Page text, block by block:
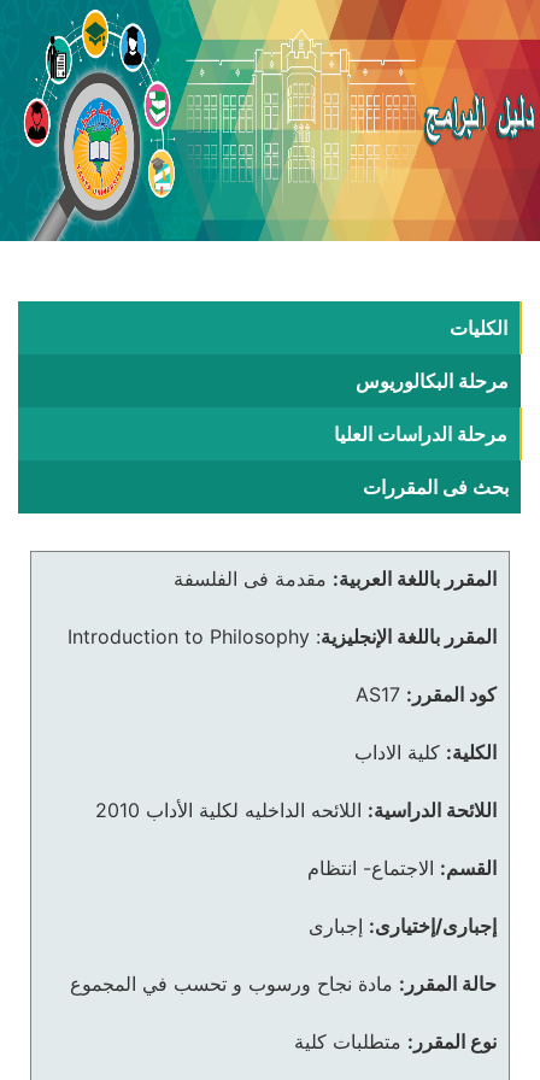
الكليات
مرحلة البكالوريوس
مرحلة الدراسات العليا
بحث فى المقررات
المقرر باللغة العربية: مقدمة فى الفلسفة
المقرر باللغة الإنجليزية:
Introduction to Philosophy
كود المقرر: AS17
الكلية: كلية الاداب
اللائحة الدراسية: اللائحه الداخليه لكلية الأداب 2010
القسم: الاجتماع- انتظام
إجبارى/إختيارى: إجبارى
حالة المقرر: مادة نجاح ورسوب و تحسب في المجموع
نوع المقرر: متطلبات كلية